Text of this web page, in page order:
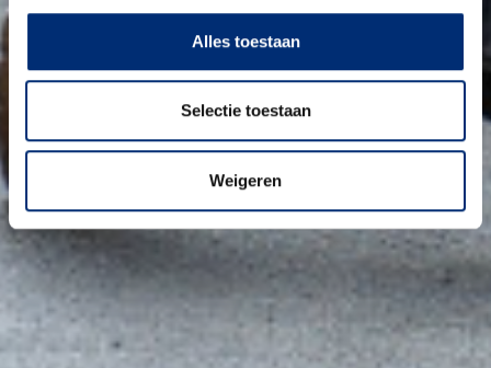
Alles toestaan
Selectie toestaan
Weigeren